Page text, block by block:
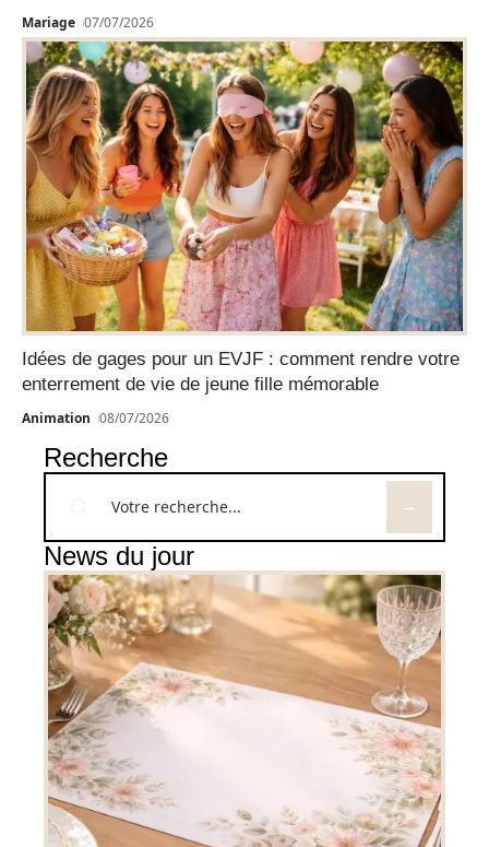
Mariage 07/07/2026
Idées de gages pour un EVJF : comment rendre votre
enterrement de vie de jeune fille mémorable
Animation 08/07/2026
Recherche
News du jour